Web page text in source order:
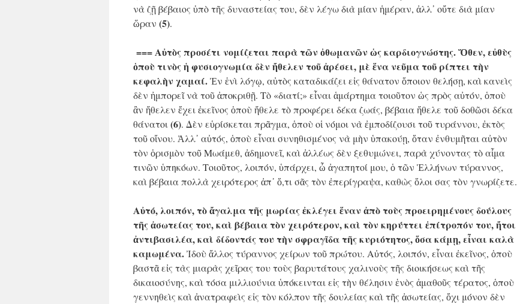
νὰ ζῇ βέβαιος ὑπὸ τῆς δυναστείας του, δὲν λέγω διὰ μίαν ἡμέραν, ἀλλ᾿ οὔτε διὰ μίαν
ὥραν (5).
=== Αὐτὸς προσέτι νομίζεται παρὰ τῶν ὀθωμανῶν ὡς καρδιογνώστης. Ὅθεν, εὐθὺς
ὁποὺ τινὸς ἡ φυσιογνωμία δὲν ἤθελεν τοῦ ἀρέσει, μὲ ἕνα νεῦμα τοῦ ρίπτει τὴν
κεφαλὴν χαμαί.Ἐν ἑνὶ λόγῳ, αὐτὸς καταδικάζει εἰς θάνατον ὅποιον θελήσῃ, καὶ κανεὶς
δὲν ἠμπορεῖ νὰ τοῦ ἀποκριθῇ. Τὸ «διατί;» εἶναι ἁμάρτημα τοιοῦτον ὡς πρὸς αὐτόν, ὁποὺ
ἂν ἤθελεν ἔχει ἐκεῖνος ὁποὺ ἤθελε τὸ προφέρει δέκα ζωάς, βέβαια ἤθελε τοῦ δοθῶσι δέκα
θάνατοι(6). Δὲν εὑρίσκεται πρᾶγμα, ὁποὺ οἱ νόμοι νὰ ἐμποδίζουσι τοῦ τυράννου, ἐκτὸς
τοῦ οἴνου. Ἀλλ᾿ αὐτός, ὁποὺ εἶναι συνηθισμένος νὰ μὴν ὑπακούῃ, ὅταν ἐνθυμῆται αὐτὸν
τὸν ὁρισμὸν τοῦ Μωάμεθ, ἀδημονεῖ, καὶ ἀλλέως δὲν ξεθυμώνει, παρὰ χύνοντας τὸ αἷμα
τινῶν ὑπηκόων. Τοιοῦτος, λοιπόν, ὑπάρχει, ὦ ἀγαπητοί μου, ὁ τῶν Ἑλλήνων τύραννος,
καὶ βέβαια πολλὰ χειρότερος ἀπ᾿ ὅ,τι σᾶς τὸν ἐπερίγραψα, καθὼς ὅλοι σας τὸν γνωρίζετε.
Αὐτό, λοιπόν, τὸ ἄγαλμα τῆς μωρίας ἐκλέγει ἕναν ἀπὸ τοὺς προειρημένους δούλους
τῆς ἀσωτείας του, καὶ βέβαια τὸν χειρότερον, καὶ τὸν κηρύττει ἐπίτροπόν του, ἤτοι
ἀντιβασιλέα, καὶ δίδοντάς του τὴν σφραγῖδα τῆς κυριότητος, ὅσα κάμῃ, εἶναι καλὰ
καμωμένα.Ἰδοὺ ἄλλος τύραννος χείρων τοῦ πρώτου. Αὐτός, λοιπόν, εἶναι ἐκεῖνος, ὁποὺ
βαστᾶ εἰς τὰς μιαρὰς χεῖρας του τοὺς βαρυτάτους χαλινοὺς τῆς διοικήσεως καὶ τῆς
δικαιοσύνης, καὶ τόσα μιλλιούνια ὑπόκεινται εἰς τὴν θέλησιν ἑνὸς ἀμαθοῦς τέρατος, ὁποὺ
γεννηθεὶς καὶ ἀνατραφεὶς εἰς τὸν κόλπον τῆς δουλείας καὶ τῆς ἀσωτείας, ὄχι μόνον δὲν